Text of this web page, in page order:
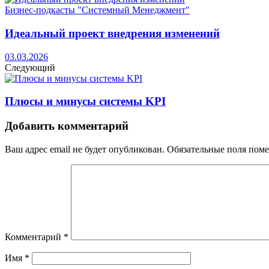
Бизнес-подкасты "Системный Менеджмент"
Идеальный проект внедрения изменений
03.03.2026
Следующий
Плюсы и минусы системы KPI
Добавить комментарий
Ваш адрес email не будет опубликован. Обязательные поля
Комментарий *
Имя *